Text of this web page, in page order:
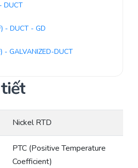
DUCT
- DUCT - GD
- GALVANIZED-DUCT
Nickel RTD
PTC (Positive Temperature
Coefficient)